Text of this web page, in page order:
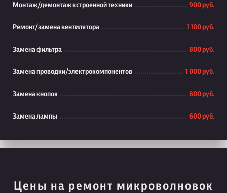
Монтаж/демонтаж встроенной техники 900 руб.
Ремонт/замена вентилятора 1 100 руб.
Замена фильтра 800 руб.
Замена проводки/электрокомпонентов 1 000 руб.
Замена кнопок 800 руб.
Замена лампы 600 руб.
Цены на ремонт микроволновок